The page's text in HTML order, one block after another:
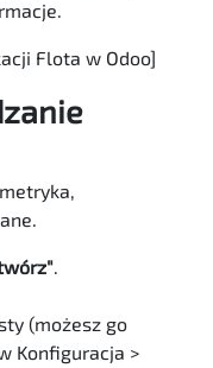
Flota w Odoo]
.
(możesz go
Konfiguracja >